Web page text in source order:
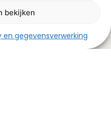
bekijken
en gegevensverwerking